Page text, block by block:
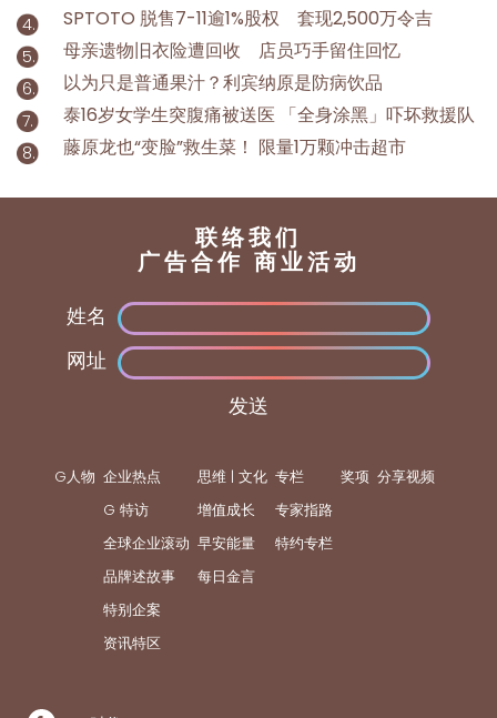
SPTOTO 脱售7-11逾1%股权 套现2,500万令吉
母亲遗物旧衣险遭回收 店员巧手留住回忆
以为只是普通果汁？利宾纳原是防病饮品
泰16岁女学生突腹痛被送医 「全身涂黑」吓坏救援队
藤原龙也“变脸”救生菜！ 限量1万颗冲击超市
联络我们
广告合作 商业活动
姓名
网址
发送
G人物 企业热点
G 特访
全球企业滚动
品牌述故事
特别企案
资讯特区
思维 | 文化
增值成长
早安能量
每日金言
专栏
专家指路
特约专栏
奖项 分享视频